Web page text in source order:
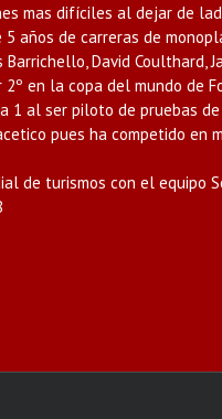
mas difíciles al dejar de
años de carreras de
David Coulthard,
en la copa del mundo de
1 al ser piloto de pruebas
pues ha competido
de turismos con el equipo